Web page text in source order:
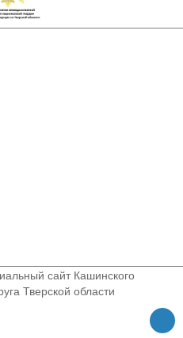
сайт Кашинского
Тверской области